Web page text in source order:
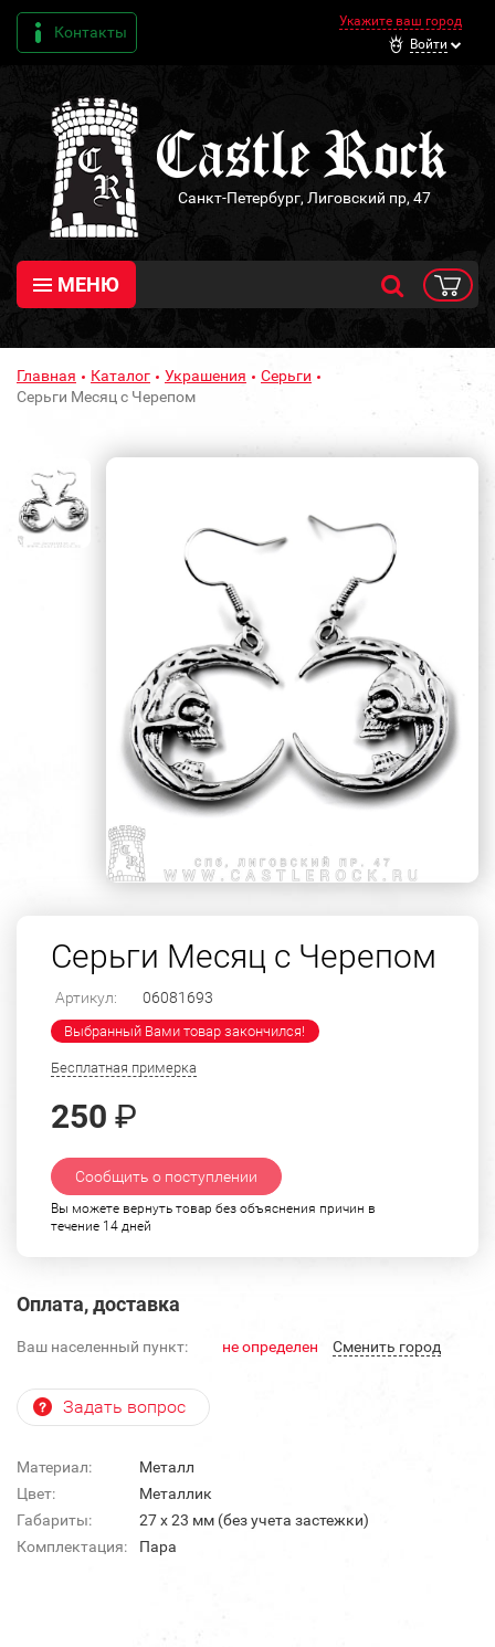
Контакты
Укажите ваш город
Войти
Санкт-Петербург, Лиговский пр, 47
МЕНЮ
Главная Каталог Украшения
Серьги
Серьги Месяц с Черепом
Серьги Месяц с Черепом
Артикул: 06081693
Выбранный Вами товар закончился!
Бесплатная примерка
250 ₽
Сообщить о поступлении
Вы можете вернуть товар без объяснения причин в
течение 14 дней
Оплата, доставка
Ваш населенный пункт: не определен Cменить город
Задать вопрос
Материал:
Металл
Цвет:
Металлик
Габариты:
27 х 23 мм (без учета застежки)
Комплектация:
Пара